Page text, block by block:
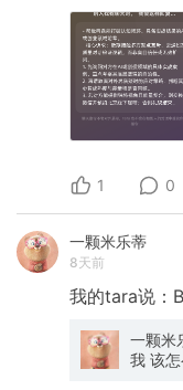
1 0
一颗米乐蒂
8天前
我的tara说：
一颗米
我 该怎么办？ A 向质疑